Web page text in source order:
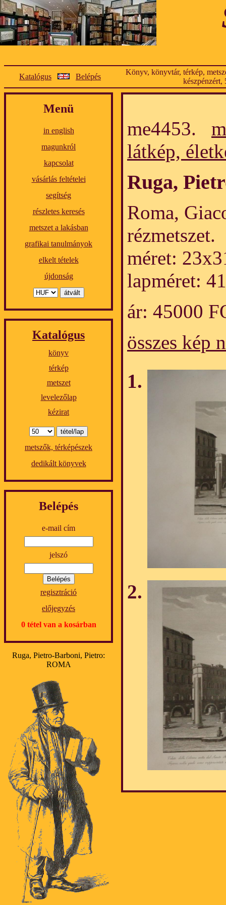
Katalógus Belépés
Könyv, könyvtár, térkép,
készpénzért,
Menü
in english
magunkról
kapcsolat
vásárlás feltételei
segítség
részletes keresés
metszet a lakásban
grafikai tanulmányok
elkelt tételek
újdonság
Katalógus
könyv
térkép
metszet
levelezőlap
kézirat
metszők, térképészek
dedikált könyvek
Belépés
e-mail cím
jelszó
regisztráció
előjegyzés
0 tétel van a kosárban
Ruga, Pietro-Barboni, Pietro:
ROMA
me4453.
látkép,
Ruga,
Roma,
rézmetszet.
méret:
lapméret:
ár: 45000
összes kép